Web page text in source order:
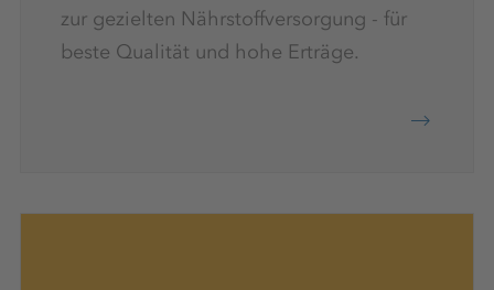
zur gezielten Nährstoffversorgung - für
beste Qualität und hohe Erträge.